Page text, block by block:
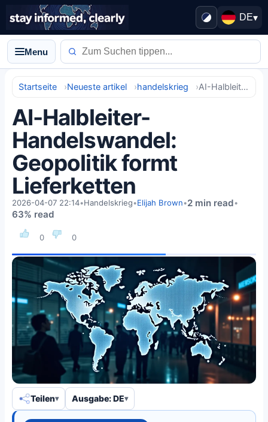
DE▾
Menu
Startseite Neueste artikel handelskrieg AI-Halbleiter-Handelswandel: Geopolitik formt Lieferketten
AI-Halbleiter-
Handelswandel:
Geopolitik formt
Lieferketten
0 0
2026-04-07 22:14•Handelskrieg•Elijah Brown•2 min read•
63% read
Teilen Ausgabe: DE